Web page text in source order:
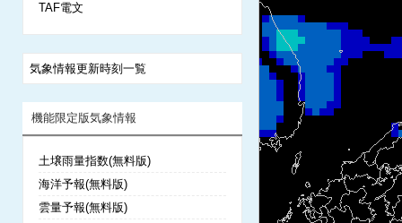
TAF電文
気象情報更新時刻一覧
機能限定版気象情報
土壌雨量指数(無料版)
海洋予報(無料版)
雲量予報(無料版)